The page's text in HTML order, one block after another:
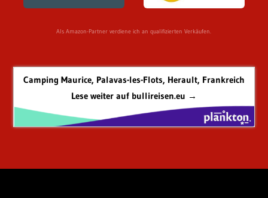
Als Amazon-Partner verdiene ich an qualifizierten Verkäufen.
Camping Maurice, Palavas-les-Flots, Herault, Frankreich
Lese weiter auf bullireisen.eu →